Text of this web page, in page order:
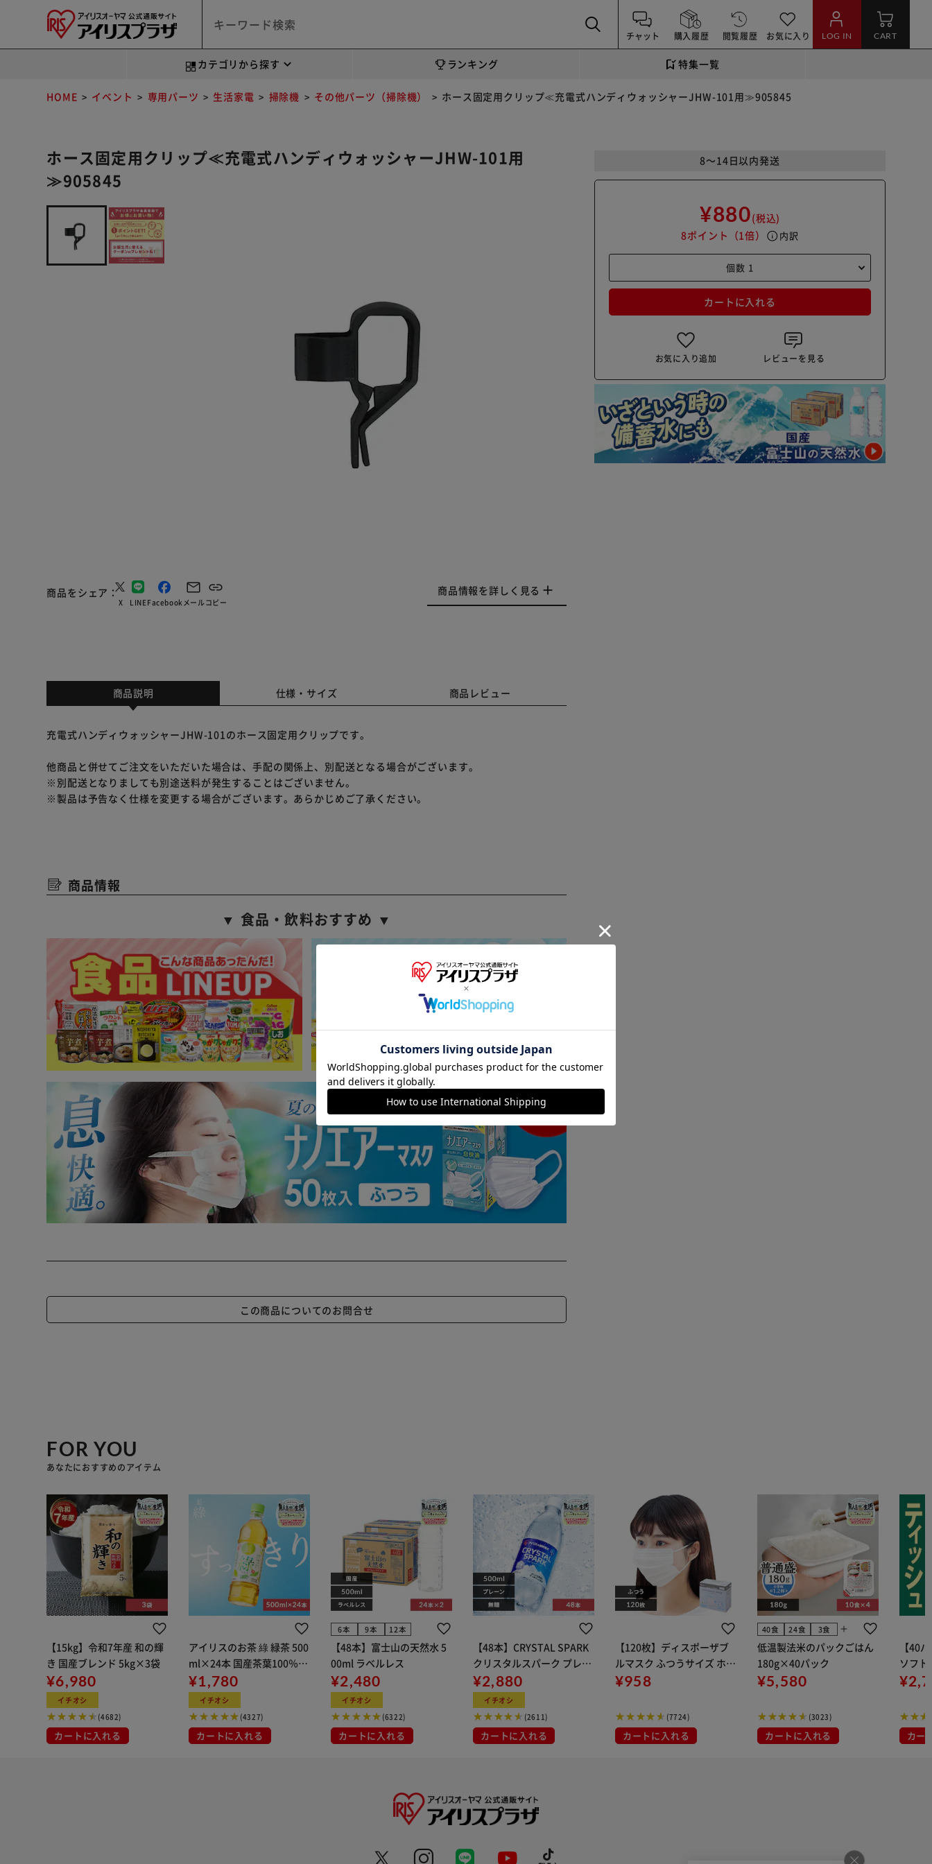
チャット 購入履歴 閲覧履歴 お気に入り LOG IN CART
カテゴリから探す ランキング 特集一覧
HOME イベント 専用パーツ 生活家電 掃除機 その他パーツ（掃除機） ホース固定用クリップ≪充電式ハンディウォッシャーJHW-101用≫905845
ホース固定用クリップ≪充電式ハンディウォッシャーJHW-101用
≫905845
商品をシェア
X LINEFacebook メールコピー
商品情報を詳しく見る
8～14日以内発送
¥880(税込)
8ポイント （1倍） info 内訳
カートに入れる
お気に入り追加 レビューを見る
商品説明 仕様・サイズ 商品レビュー
充電式ハンディウォッシャーJHW-101のホース固定用クリップです。
他商品と併せてご注文をいただいた場合は、手配の関係上、別配送となる場合がございます。
※別配送となりましても別途送料が発生することはございません。
※製品は予告なく仕様を変更する場合がございます。あらかじめご了承ください。
商品情報
▼ 食品・飲料おすすめ ▼
この商品についてのお問合せ
FOR YOU
あなたにおすすめのアイテム
【15kg】令和7年産 和の輝
き 国産ブレンド 5kg×3袋
¥6,980
イチオシ
(4682)
カートに入れる
アイリスのお茶 綠 緑茶 500
ml×24本 国産茶葉100％使
用
¥1,780
イチオシ
(4327)
カートに入れる
6本 9本 12本
【48本】富士山の天然水 5
00ml ラベルレス
¥2,480
イチオシ
(6322)
カートに入れる
【48本】CRYSTAL SPARK
クリスタルスパーク プレー
ン 500ml
¥2,880
イチオシ
(2611)
カートに入れる
【120枚】ディスポーザブ
ルマスク ふつうサイズ ホワ
イト 大容量 DISPOSABLE
布
¥958
(7724)
カートに入れる
40食 24食 3食 add
低温製法米のパックごはん
180g×40パック
¥5,580
(3023)
カートに入れる
【40
ソフ
組) 5
カー
※ご確認ください